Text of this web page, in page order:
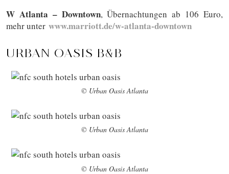
W Atlanta – Downtown, Übernachtungen ab 106 Euro,
mehr unter www.marriott.de/w-atlanta-downtown
URBAN OASIS B&B
© Urban Oasis Atlanta
© Urban Oasis Atlanta
© Urban Oasis Atlanta